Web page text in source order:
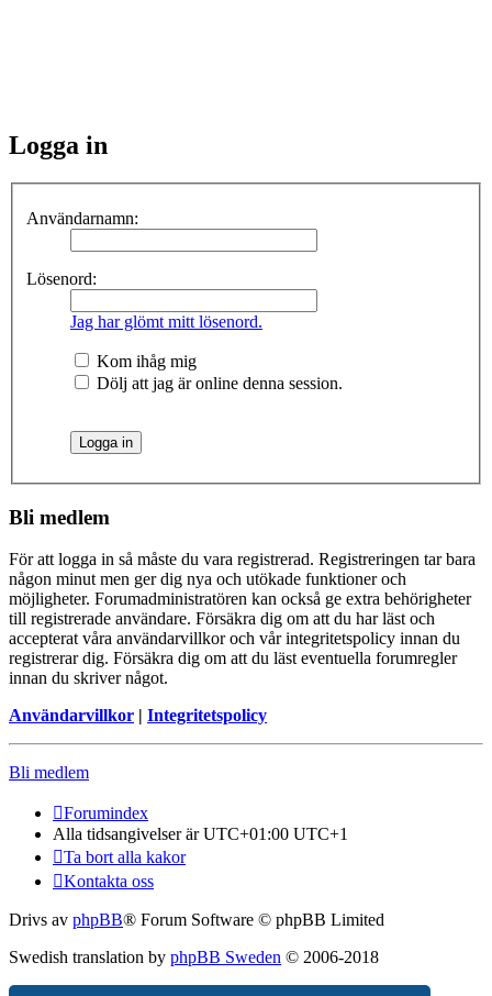
Logga in
Användarnamn:
Lösenord:
Jag har glömt mitt lösenord.
Kom ihåg mig
Dölj att jag är online denna session.
Bli medlem
För att logga in så måste du vara registrerad. Registreringen tar bara
någon minut men ger dig nya och utökade funktioner och
möjligheter. Forumadministratören kan också ge extra behörigheter
till registrerade användare. Försäkra dig om att du har läst och
accepterat våra användarvillkor och vår integritetspolicy innan du
registrerar dig. Försäkra dig om att du läst eventuella forumregler
innan du skriver något.
Användarvillkor | Integritetspolicy
Bli medlem
Forumindex
Alla tidsangivelser är UTC+01:00 UTC+1
Ta bort alla kakor
Kontakta oss
Drivs av phpBB® Forum Software © phpBB Limited
Swedish translation by phpBB Sweden © 2006-2018